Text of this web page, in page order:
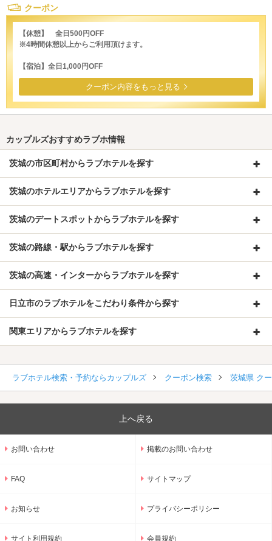
クーポン
【休憩】 全日500円OFF
※4時間休憩以上からご利用頂けます。
【宿泊】全日1,000円OFF
クーポン内容をもっと見る
カップルズおすすめラブホ情報
茨城の市区町村からラブホテルを探す
茨城のホテルエリアからラブホテルを探す
茨城のデートスポットからラブホテルを探す
茨城の路線・駅からラブホテルを探す
茨城の高速・インターからラブホテルを探す
日立市のラブホテルをこだわり条件から探す
関東エリアからラブホテルを探す
ラブホテル検索・予約ならカップルズ クーポン検索 茨城県 ク
上へ戻る
お問い合わせ 掲載のお問い合わせ
FAQ サイトマップ
お知らせ プライバシーポリシー
サイト利用規約 会員規約